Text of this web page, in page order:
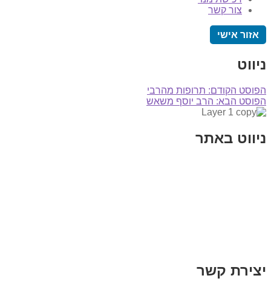
צור קשר
אזור אישי
ניווט
הפוסט הקודם: תרופות מהרבי
הפוסט הבא: הרב יוסף משאש
ניווט באתר
יצירת קשר